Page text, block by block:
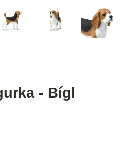
- Bígl